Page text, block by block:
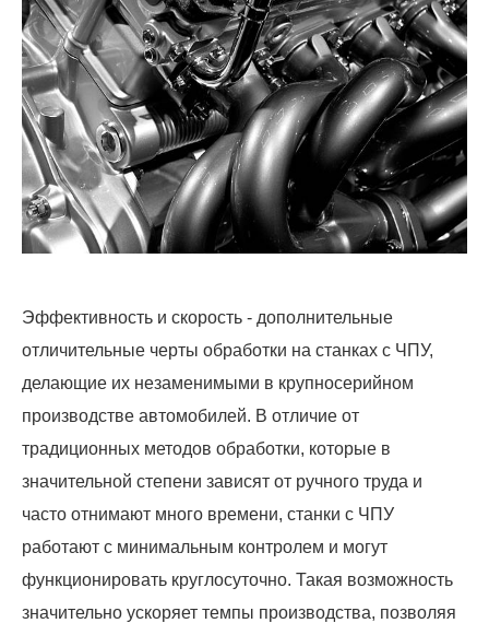
Эффективность и скорость - дополнительные
отличительные черты обработки на станках с ЧПУ,
делающие их незаменимыми в крупносерийном
производстве автомобилей. В отличие от
традиционных методов обработки, которые в
значительной степени зависят от ручного труда и
часто отнимают много времени, станки с ЧПУ
работают с минимальным контролем и могут
функционировать круглосуточно. Такая возможность
значительно ускоряет темпы производства, позволяя